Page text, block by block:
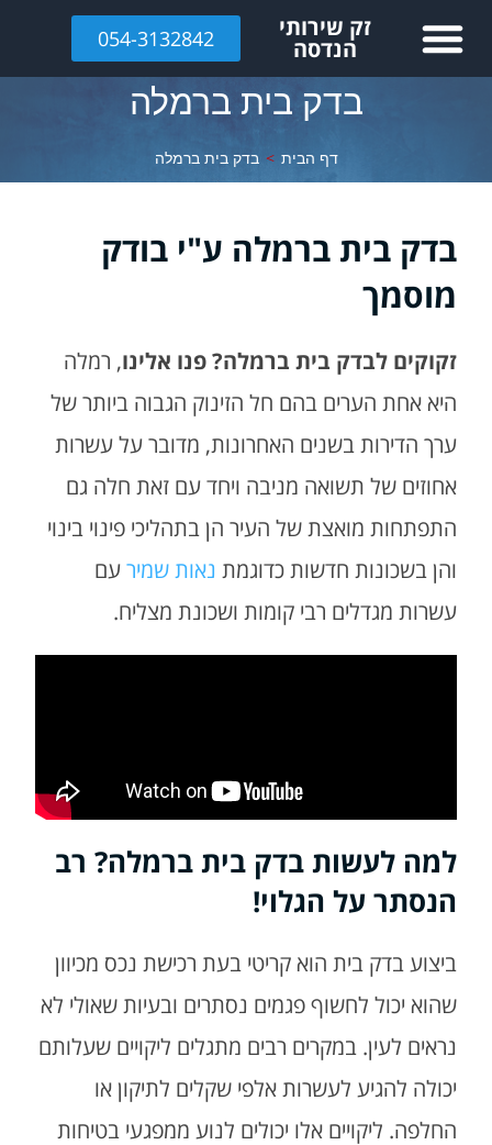
לתוכן זק שירותי
הנדסה 054-3132842
בדק בית ברמלה
דף הבית > בדק בית ברמלה
בדק בית ברמלה ע"י בודק
מוסמך
זקוקים לבדק בית ברמלה? פנו אלינו, רמלה
היא אחת הערים בהם חל הזינוק הגבוה ביותר של
ערך הדירות בשנים האחרונות, מדובר על עשרות
אחוזים של תשואה מניבה ויחד עם זאת חלה גם
התפתחות מואצת של העיר הן בתהליכי פינוי בינוי
והן בשכונות חדשות כדוגמת נאות שמירעם
עשרות מגדלים רבי קומות ושכונת מצליח.
למה לעשות בדק בית ברמלה? רב
הנסתר על הגלוי!
ביצוע בדק בית הוא קריטי בעת רכישת נכס מכיוון
שהוא יכול לחשוף פגמים נסתרים ובעיות שאולי לא
נראים לעין. במקרים רבים מתגלים ליקויים שעלותם
יכולה להגיע לעשרות אלפי שקלים לתיקון או
החלפה. ליקויים אלו יכולים לנוע ממפגעי בטיחות